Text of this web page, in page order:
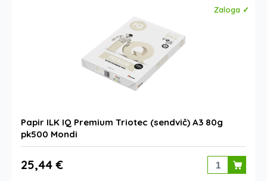
Zaloga ✓
Papir ILK IQ Premium Triotec (sendvič) A3 80g
pk500 Mondi
25,44 €